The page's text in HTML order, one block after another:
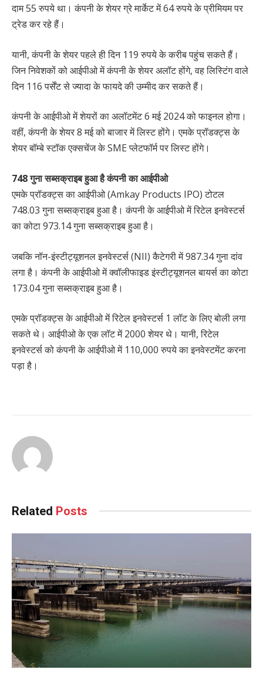
दाम 55 रुपये था। कंपनी के शेयर ग्रे मार्केट में 64 रुपये के प्रीमियम पर
ट्रेड कर रहे हैं।
यानी, कंपनी के शेयर पहले ही दिन 119 रुपये के करीब पहुंच सकते हैं।
जिन निवेशकों को आईपीओ में कंपनी के शेयर अलॉट होंगे, वह लिस्टिंग वाले
दिन 116 पर्सेंट से ज्यादा के फायदे की उम्मीद कर सकते हैं।
कंपनी के आईपीओ में शेयरों का अलॉटमेंट 6 मई 2024 को फाइनल होगा।
वहीं, कंपनी के शेयर 8 मई को बाजार में लिस्ट होंगे। एमके प्रॉडक्ट्स के
शेयर बॉम्बे स्टॉक एक्सचेंज के SME प्लेटफॉर्म पर लिस्ट होंगे।
748 गुना सब्सक्राइब हुआ है कंपनी का आईपीओ
एमके प्रॉडक्ट्स का आईपीओ (Amkay Products IPO) टोटल
748.03 गुना सब्सक्राइब हुआ है। कंपनी के आईपीओ में रिटेल इनवेस्टर्स
का कोटा 973.14 गुना सब्सक्राइब हुआ है।
जबकि नॉन-इंस्टीट्यूशनल इनवेस्टर्स (NII) कैटेगरी में 987.34 गुना दांव
लगा है। कंपनी के आईपीओ में क्वॉलीफाइड इंस्टीट्यूशनल बायर्स का कोटा
173.04 गुना सब्सक्राइब हुआ है।
एमके प्रॉडक्ट्स के आईपीओ में रिटेल इनवेस्टर्स 1 लॉट के लिए बोली लगा
सकते थे। आईपीओ के एक लॉट में 2000 शेयर थे। यानी, रिटेल
इनवेस्टर्स को कंपनी के आईपीओ में 110,000 रुपये का इनवेस्टमेंट करना
पड़ा है।
Related Posts